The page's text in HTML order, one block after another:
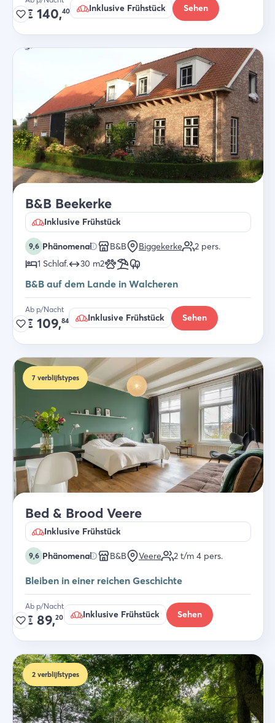
€ 140,40 Inklusive Frühstück Sehen
B&B Beekerke
Inklusive Frühstück
9,6 Phänomenal B&B Biggekerke 2 pers.
1 Schlaf. 30 m2
B&B auf dem Lande in Walcheren
Ab p/Nacht
€ 109,84 Inklusive Frühstück Sehen
7 verblijfstypes
Bed & Brood Veere
Inklusive Frühstück
9,6 Phänomenal B&B Veere 2 t/m 4 pers.
Bleiben in einer reichen Geschichte
Ab p/Nacht
€ 89,20 Inklusive Frühstück Sehen
2 verblijfstypes